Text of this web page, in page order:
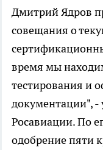
Дмитрий Ядров
совещания о
время мы
тестирования и
документации", -
Росавиации. По
одобрение пяти